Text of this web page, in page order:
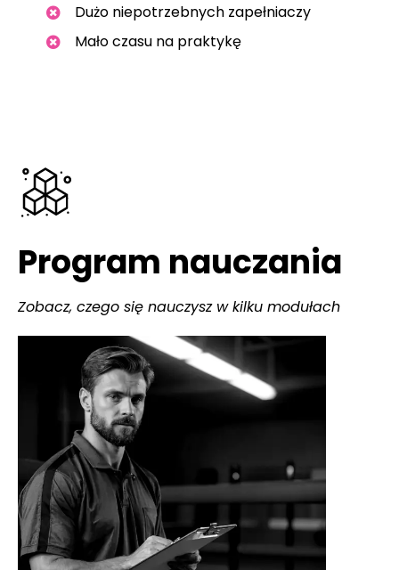
Dużo niepotrzebnych zapełniaczy
Mało czasu na praktykę
Program nauczania
Zobacz, czego się nauczysz w kilku modułach